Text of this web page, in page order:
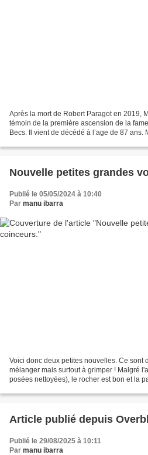
Après la mort de Robert Paragot en 2019,
témoin de la première ascension de la
Becs. Il vient de décédé à l’age de 87 ans.
Nouvelle petites grandes
Publié le 05/05/2024 à 10:40
Par manu ibarra
Voici donc deux petites nouvelles. Ce sont
mélanger mais surtout à grimper ! Malgré
posées nettoyées), le rocher est bon et la
Article publié
Publié le 29/08/2025 à 10:11
Par manu ibarra